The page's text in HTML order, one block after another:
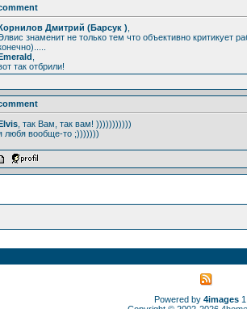
Дмитрий (Барсук )
знаменит не только тем что объективно критикует
так отбрили!
, так Вам, так вам! )))))))))))
любя вообще-то ;)))))))
Powered by 4images